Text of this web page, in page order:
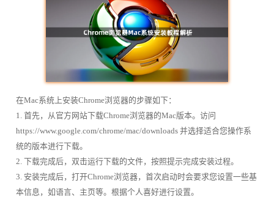
在Mac系统上安装Chrome浏览器的步骤如下：
1. 首先，从官方网站下载Chrome浏览器的Mac版本。访问
https://www.google.com/chrome/mac/downloads 并选择适合您操作系
统的版本进行下载。
2. 下载完成后，双击运行下载的文件，按照提示完成安装过程。
3. 安装完成后，打开Chrome浏览器，首次启动时会要求您设置一些基
本信息，如语言、主页等。根据个人喜好进行设置。